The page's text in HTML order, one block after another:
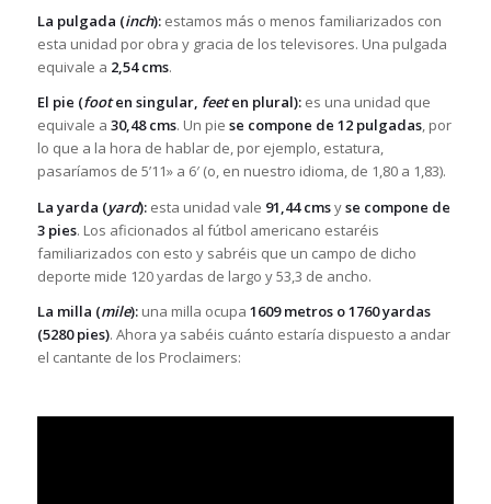
La pulgada (inch):estamos más o menos familiarizados con
esta unidad por obra y gracia de los televisores. Una pulgada
equivale a 2,54 cms.
El pie (footen singular, feeten plural):es una unidad que
equivale a 30,48 cms. Un pie se compone de 12 pulgadas, por
lo que a la hora de hablar de, por ejemplo, estatura,
pasaríamos de 5’11» a 6′ (o, en nuestro idioma, de 1,80 a 1,83).
La yarda (yard):esta unidad vale 91,44 cmsyse compone de
3 pies. Los aficionados al fútbol americano estaréis
familiarizados con esto y sabréis que un campo de dicho
deporte mide 120 yardas de largo y 53,3 de ancho.
La milla (mile):una milla ocupa 1609 metros o 1760 yardas
(5280 pies). Ahora ya sabéis cuánto estaría dispuesto a andar
el cantante de los Proclaimers: